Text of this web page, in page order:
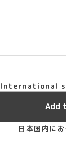
International
Add
日本国内に